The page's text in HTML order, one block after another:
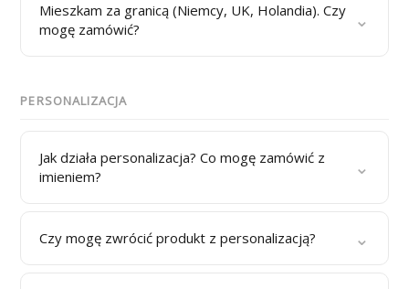
Mieszkam za granicą (Niemcy, UK, Holandia). Czy
mogę zamówić?
⌄
PERSONALIZACJA
Jak działa personalizacja? Co mogę zamówić z
imieniem?
⌄
Czy mogę zwrócić produkt z personalizacją? ⌄